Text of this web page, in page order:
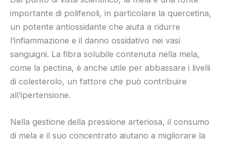
importante di polifenoli, in particolare la quercetina,
un potente antiossidante che aiuta a ridurre
l’infiammazione e il danno ossidativo nei vasi
sanguigni. La fibra solubile contenuta nella mela,
come la pectina, è anche utile per abbassare i livelli
di colesterolo, un fattore che può contribuire
all’ipertensione.
Nella gestione della pressione arteriosa, il consumo
di mela e il suo concentrato aiutano a migliorare la